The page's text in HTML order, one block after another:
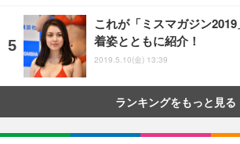
これが「ミスマガジン
着姿とともに紹介！
2019.5.10(金) 13:39
ランキングをもっと見る